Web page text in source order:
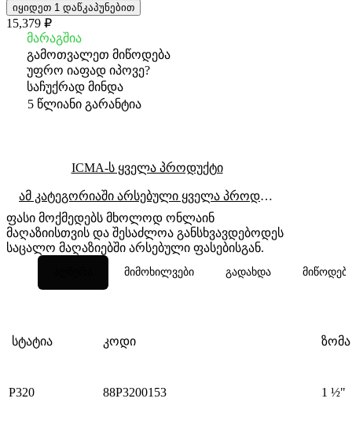
იყიდეთ 1 დაწკაპუნებით
15,379 ₽
მარაგშია
გამოთვალეთ მიწოდება
უფრო იაფად იპოვე?
საჩუქრად მინდა
5 წლიანი გარანტია
ICMA-ს ყველა პროდუქტი
ამ კატეგორიაში არსებული ყველა პროდუქტი
ფასი მოქმედებს მხოლოდ ონლაინ
მაღაზიისთვის და შესაძლოა განსხვავდებოდეს
საცალო მაღაზიებში არსებული ფასებისგან.
მიმოხილვები გადახდა მიწოდება
სტატია კოდი ზომა
P320 88P3200153 1 ½"